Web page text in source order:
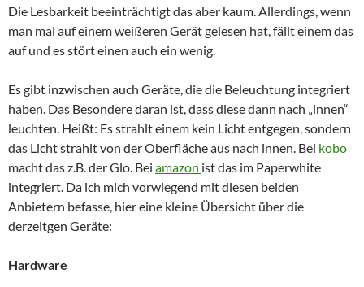
Die Lesbarkeit beeinträchtigt das aber kaum. Allerdings, wenn
man mal auf einem weißeren Gerät gelesen hat, fällt einem das
auf und es stört einen auch ein wenig.
Es gibt inzwischen auch Geräte, die die Beleuchtung integriert
haben. Das Besondere daran ist, dass diese dann nach „innen“
leuchten. Heißt: Es strahlt einem kein Licht entgegen, sondern
das Licht strahlt von der Oberfläche aus nach innen. Bei kobo
macht das z.B. der Glo. Bei amazon ist das im Paperwhite
integriert. Da ich mich vorwiegend mit diesen beiden
Anbietern befasse, hier eine kleine Übersicht über die
derzeitgen Geräte:
Hardware